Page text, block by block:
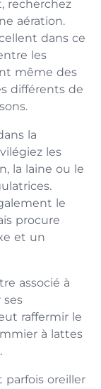
recherchez
aération.
dans ce
les
même des
différents de
la
les
la laine ou le
le
procure
et un
associé à
raffermir le
à lattes
parfois oreiller